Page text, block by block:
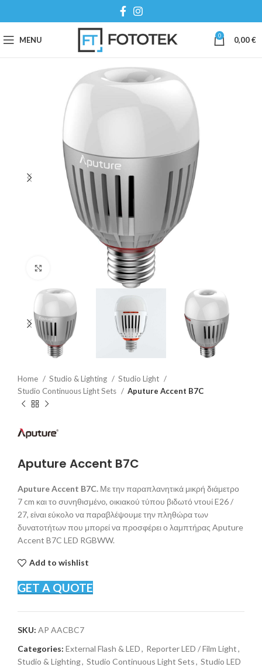
MENU 0 0,00€
Home Studio & Lighting
Studio Light
Studio Continuous Light Sets
Aputure Accent B7C
Aputure Accent B7C
Aputure Accent B7C. Με την παραπλανητικά μικρή διάμετρο
7 cm και το συνηθισμένο, οικιακού τύπου βιδωτό ντουί E26 /
27, είναι εύκολο να παραβλέψουμε την πληθώρα των
δυνατοτήτων που μπορεί να προσφέρει ο λαμπτήρας Aputure
Accent B7C LED RGBWW.
Add to wishlist
GET A QUOTE
SKU: AP AACBC7
Categories: External Flash & LED, Reporter LED / Film Light,
Studio & Lighting, Studio Continuous Light Sets, Studio LED